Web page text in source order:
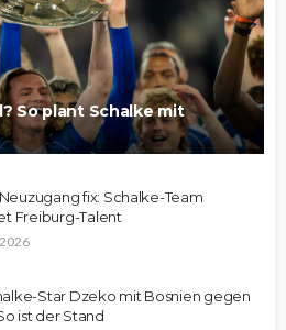
So plant Schalke mit
fix: Schalke-Team
Freiburg-Talent
Star Dzeko mit Bosnien gegen
ist der Stand